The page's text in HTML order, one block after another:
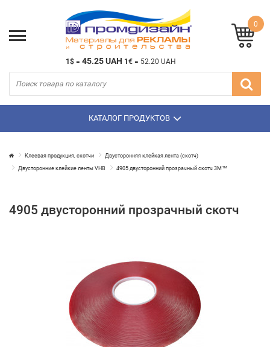
1$ = 45.25 UAH 1€ = 52.20 UAH
0
КАТАЛОГ ПРОДУКТОВ
Клеевая продукция, скотчи Двусторонняя клейкая лента (скотч)
Двусторонние клейкие ленты VHB 4905 двусторонний прозрачный скотч 3М™
4905 двусторонний прозрачный скотч